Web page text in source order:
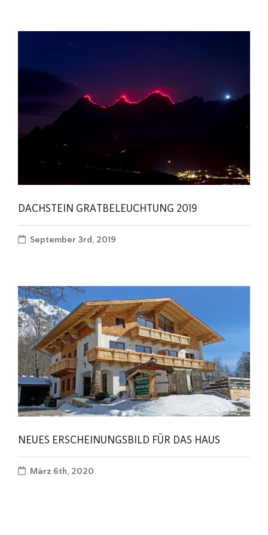
DACHSTEIN GRATBELEUCHTUNG 2019
September 3rd, 2019
NEUES ERSCHEINUNGSBILD FÜR DAS HAUS
März 6th, 2020